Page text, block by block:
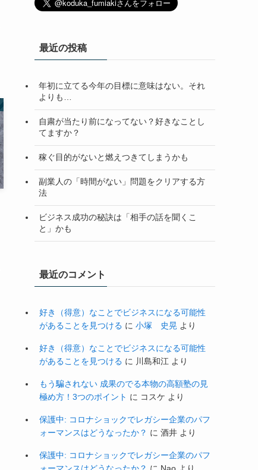
最近の投稿
年初に立てる今年の目標に意味はない。それ
よりも…
自粛が当たり前になってない？好きなことし
てますか？
稼ぐ目的がないと燃えつきてしまうかも
副業人の「時間がない」問題をクリアする方
法
ビジネス成功の秘訣は「相手の話を聞くこ
と」かも
最近のコメント
好き（得意）なことでビジネスになる可能性
があることを見つける に 小塚 史晃 より
好き（得意）なことでビジネスになる可能性
があることを見つける に 川島和江 より
もう騙されない 成果のでる本物の高額塾の見
極め方！3つのポイント に コスケ より
保護中: コロナショックでレガシー企業のパフ
ォーマンスはどうなったか？ に 酒井 より
保護中: コロナショックでレガシー企業のパフ
ォーマンスはどうなったか？ に Nao より